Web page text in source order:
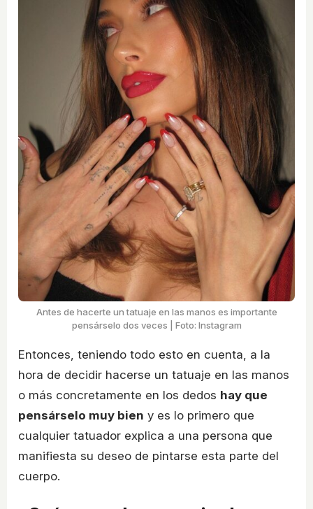
Antes de hacerte un tatuaje en las manos es importante
pensárselo dos veces | Foto: Instagram
Entonces, teniendo todo esto en cuenta, a la
hora de decidir hacerse un tatuaje en las manos
o más concretamente en los dedos hay que
pensárselo muy bien y es lo primero que
cualquier tatuador explica a una persona que
manifiesta su deseo de pintarse esta parte del
cuerpo.